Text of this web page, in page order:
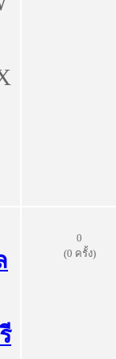
0
(0 ครั้ง)